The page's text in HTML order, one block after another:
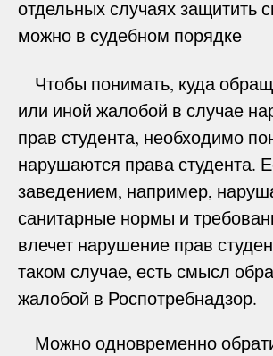
отдельных случаях защитить
можно в судебном порядке
Чтобы понимать, куда
или иной жалобой в случае
прав студента, необходимо
нарушаются права студента.
заведением, например,
санитарные нормы и
влечет нарушение прав
таком случае, есть смысл
жалобой в Роспотребнадзор.
Можно одновременно